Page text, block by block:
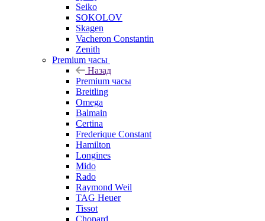
Seiko
SOKOLOV
Skagen
Vacheron Constantin
Zenith
Premium часы
Назад
Premium часы
Breitling
Omega
Balmain
Certina
Frederique Constant
Hamilton
Longines
Mido
Rado
Raymond Weil
TAG Heuer
Tissot
Chopard